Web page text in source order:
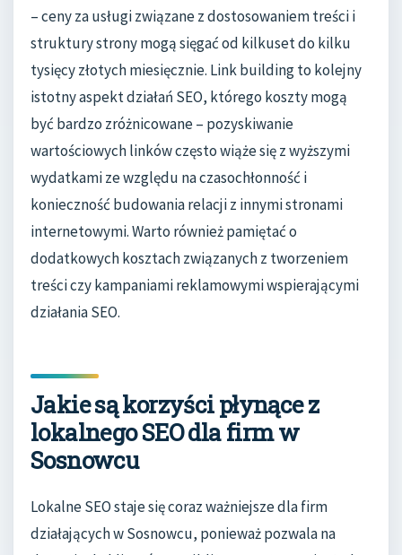
– ceny za usługi związane z dostosowaniem treści i
struktury strony mogą sięgać od kilkuset do kilku
tysięcy złotych miesięcznie. Link building to kolejny
istotny aspekt działań SEO, którego koszty mogą
być bardzo zróżnicowane – pozyskiwanie
wartościowych linków często wiąże się z wyższymi
wydatkami ze względu na czasochłonność i
konieczność budowania relacji z innymi stronami
internetowymi. Warto również pamiętać o
dodatkowych kosztach związanych z tworzeniem
treści czy kampaniami reklamowymi wspierającymi
działania SEO.
Jakie są korzyści płynące z
lokalnego SEO dla firm w
Sosnowcu
Lokalne SEO staje się coraz ważniejsze dla firm
działających w Sosnowcu, ponieważ pozwala na